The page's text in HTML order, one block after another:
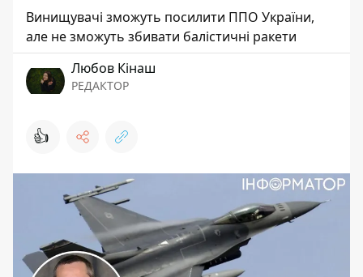
Винищувачі зможуть посилити ППО України,
але не зможуть збивати балістичні ракети
Любов Кінаш
РЕДАКТОР
👍